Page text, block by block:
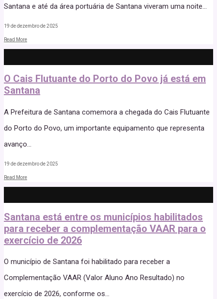
Santana e até da área portuária de Santana viveram uma noite...
19 de dezembro de 2025
Read More
O Cais Flutuante do Porto do Povo já está em
Santana
A Prefeitura de Santana comemora a chegada do Cais Flutuante
do Porto do Povo, um importante equipamento que representa
avanço...
19 de dezembro de 2025
Read More
Santana está entre os municípios habilitados
para receber a complementação VAAR para o
exercício de 2026
O município de Santana foi habilitado para receber a
Complementação VAAR (Valor Aluno Ano Resultado) no
exercício de 2026, conforme os...